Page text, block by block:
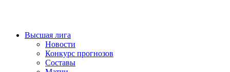
Высшая лига
Новости
Конкурс прогнозов
Составы